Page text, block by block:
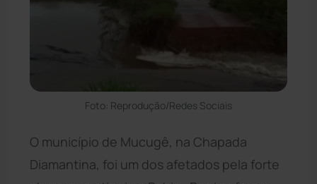
Foto: Reprodução/Redes Sociais
O município de Mucugê, na Chapada
Diamantina, foi um dos afetados pela forte